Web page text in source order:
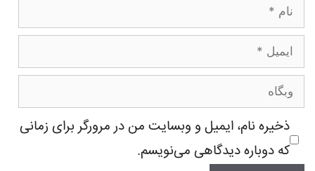
ایمیل
وبگاه
ذخیره نام، ایمیل و وبسایت من در مرورگر برای زمانی
که دوباره دیدگاهی می‌نویسم.